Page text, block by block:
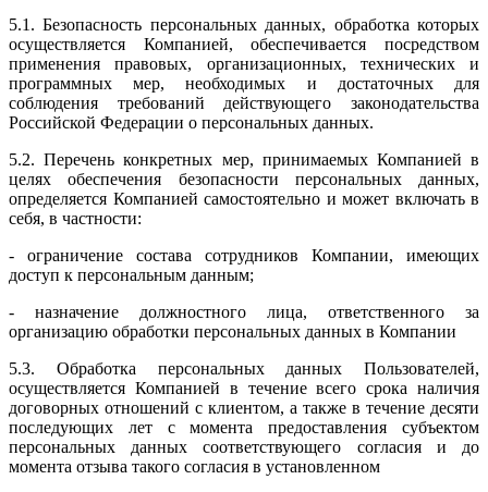
5.1. Безопасность персональных данных, обработка которых
осуществляется Компанией, обеспечивается посредством
применения правовых, организационных, технических и
программных мер, необходимых и достаточных для
соблюдения требований действующего законодательства
Российской Федерации о персональных данных.
5.2. Перечень конкретных мер, принимаемых Компанией в
целях обеспечения безопасности персональных данных,
определяется Компанией самостоятельно и может включать в
себя, в частности:
- ограничение состава сотрудников Компании, имеющих
доступ к персональным данным;
- назначение должностного лица, ответственного за
организацию обработки персональных данных в Компании
5.3. Обработка персональных данных Пользователей,
осуществляется Компанией в течение всего срока наличия
договорных отношений с клиентом, а также в течение десяти
последующих лет с момента предоставления субъектом
персональных данных соответствующего согласия и до
момента отзыва такого согласия в установленном